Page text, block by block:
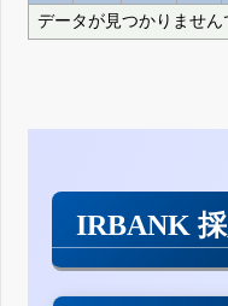
データが見つかりません
IRBANK